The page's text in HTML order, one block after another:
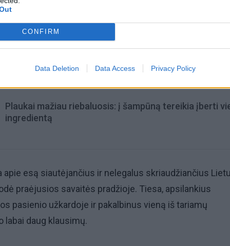
CONFIRM
Data Deletion Data Access Privacy Policy
pabaigą Ukrainoje
Plaukai mažiau riebaluosis: į šampūną tereikia įberti
ingredientą
esą siautėjančius ir nelegalus skriaudžiančius
praėjusios savaitės pradžioje. Tiesa, apsilankius
pasienio užkardoje ir pakalbinus vieną iš tariamų
labai daug klausimų.